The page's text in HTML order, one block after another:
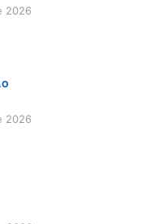
2026
2026